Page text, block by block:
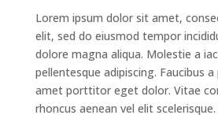
Lorem ipsum dolor sit amet,
elit, sed do eiusmod tempor
dolore magna aliqua. Molestie a
pellentesque adipiscing. Faucibus
amet porttitor eget dolor. Vitae
rhoncus aenean vel elit